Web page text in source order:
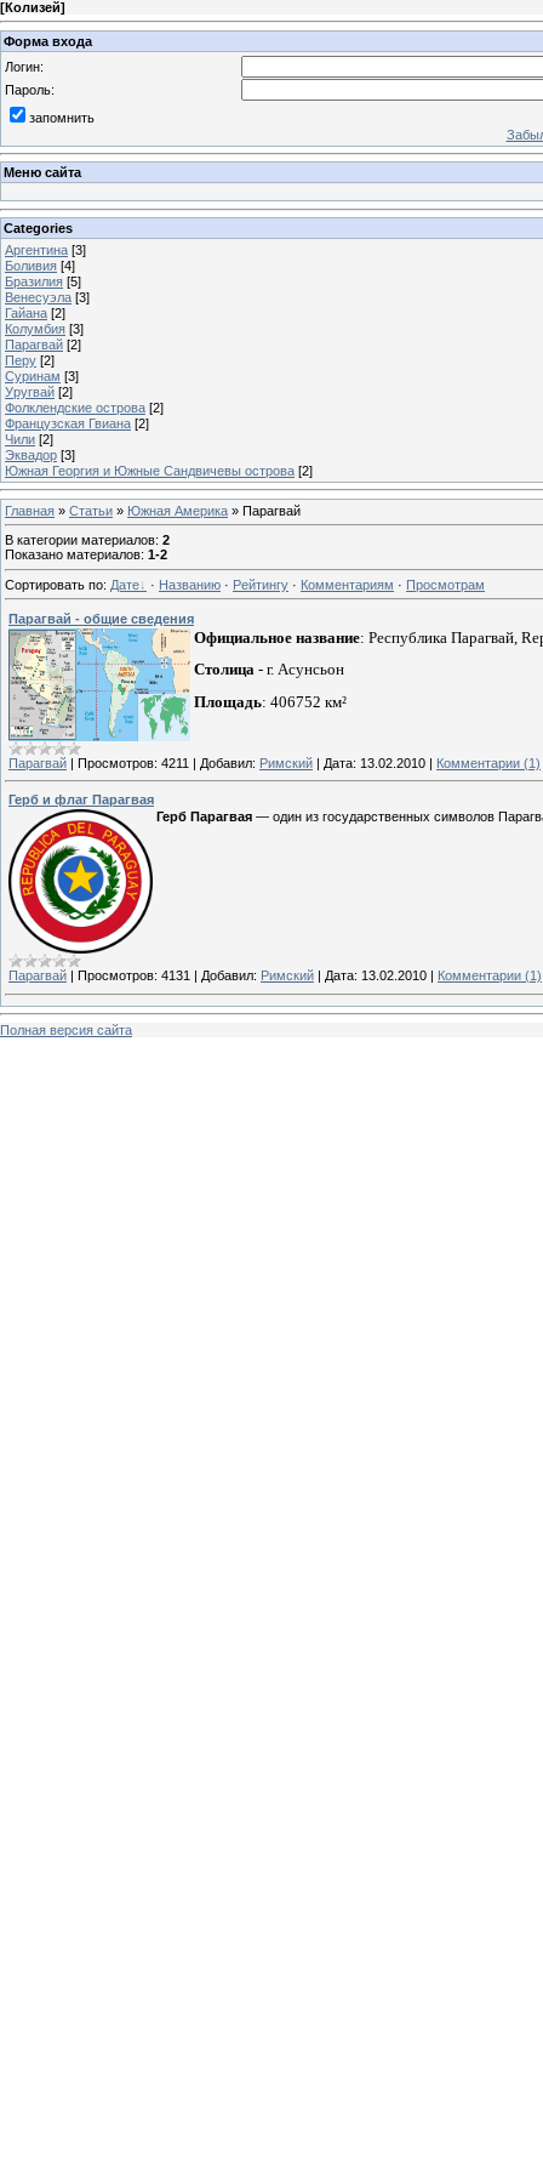
[Колизей]
Форма входа
Логин:
Пароль:
запомнить
Меню сайта
Categories
Аргентина [3]
Боливия [4]
Бразилия [5]
Венесуэла [3]
Гайана [2]
Колумбия [3]
Парагвай [2]
Перу [2]
Суринам [3]
Уругвай [2]
Фолклендские острова [2]
Французская Гвиана [2]
Чили [2]
Эквадор [3]
Южная Георгия и Южные Сандвичевы острова [2]
Главная » Статьи » Южная Америка » Парагвай
В категории материалов: 2
Показано материалов: 1-2
Сортировать по: Дате · Названию · Рейтингу · Комментариям · Просмотрам
Парагвай - общие сведения
Официальное название: Республика Парагвай,
Столица - г. Асунсьон
Площадь: 406752 км²
Парагвай | Просмотров: 4211 | Добавил: Римский | Дата: 13.02.2010 | Комментарии (1)
Герб и флаг Парагвая
Герб Парагвая — один из государственных символов
Парагвай Просмотров: 4131 Добавил: Римский Дата: 13.02.2010 Комментарии (1)
Полная версия сайта